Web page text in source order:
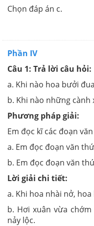
Chọn đáp án c.
Phần IV
Câu 1: Trả lời câu hỏi:
a. Khi nào hoa bưởi
b. Khi nào những cành
Phương pháp giải:
Em đọc kĩ các đoạn
a. Em đọc đoạn văn
b. Em đọc đoạn văn
Lời giải chi tiết:
a. Khi hoa nhài nở,
b. Hơi xuân vừa
nảy lộc.